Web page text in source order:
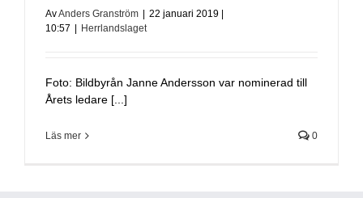
AvAnders Granström | 22 januari 2019 |
10:57 | Herrlandslaget
Foto: Bildbyrån Janne Andersson var nominerad till
Årets ledare [...]
Läs mer 0